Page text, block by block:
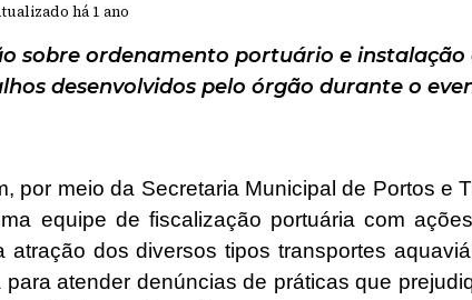
há 1 ano
sobre ordenamento portuário e
desenvolvidos pelo órgão durante o
por meio da Secretaria Municipal de Portos e
equipe de fiscalização portuária com
atração dos diversos tipos transportes
atender denúncias de práticas que